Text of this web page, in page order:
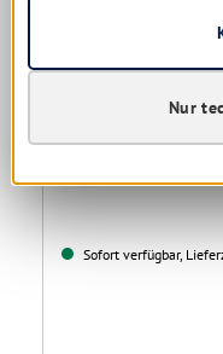
Buzil G 482 Blitz-
Sofort verfügbar,
Nur